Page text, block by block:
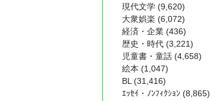
現代文学 (9,620)
大衆娯楽 (6,072)
経済・企業 (436)
歴史・時代 (3,221)
児童書・童話 (4,658)
絵本 (1,047)
BL (31,416)
ｴｯｾｲ・ﾉﾝﾌｨｸｼｮﾝ (8,865)